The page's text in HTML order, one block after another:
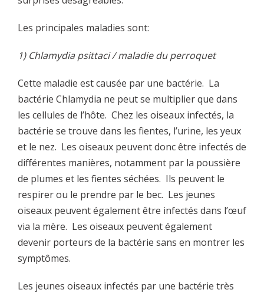
Les principales maladies sont:
1) Chlamydia psittaci / maladie du perroquet
Cette maladie est causée par une bactérie. La
bactérie Chlamydia ne peut se multiplier que dans
les cellules de l’hôte. Chez les oiseaux infectés, la
bactérie se trouve dans les fientes, l’urine, les yeux
et le nez. Les oiseaux peuvent donc être infectés de
différentes manières, notamment par la poussière
de plumes et les fientes séchées. Ils peuvent le
respirer ou le prendre par le bec. Les jeunes
oiseaux peuvent également être infectés dans l’œuf
via la mère. Les oiseaux peuvent également
devenir porteurs de la bactérie sans en montrer les
symptômes.
Les jeunes oiseaux infectés par une bactérie très